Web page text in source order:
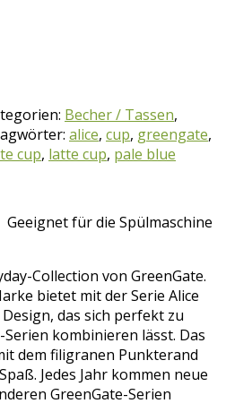
Becher / Tassen,
alice, cup, greengate,
cup, latte cup, pale blue
für die Spülmaschine
Collection von GreenGate.
bietet mit der Serie Alice
das sich perfekt zu
kombinieren lässt. Das
dem filigranen Punkterand
Jedes Jahr kommen neue
GreenGate-Serien